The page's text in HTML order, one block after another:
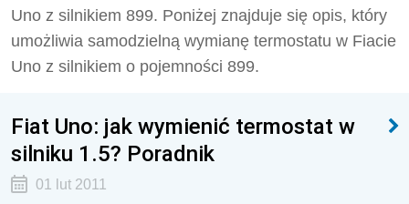
Uno z silnikiem 899. Poniżej znajduje się opis, który
umożliwia samodzielną wymianę termostatu w Fiacie
Uno z silnikiem o pojemności 899.
Fiat Uno: jak wymienić termostat w
silniku 1.5? Poradnik
01 lut 2011